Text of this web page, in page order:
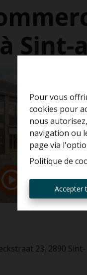
Pour vous
cookies pour
nous
navigation ou
page via
Politique de
Accepter
Sint-
23, 2890 Sint-